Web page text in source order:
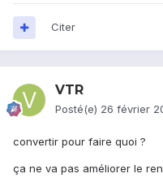
Citer
VTR
Posté(e) 26 février
convertir pour faire quoi ?
ça ne va pas améliorer le